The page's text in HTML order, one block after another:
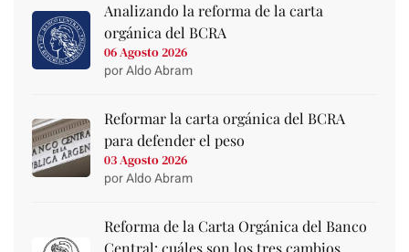
Analizando la reforma de la carta
orgánica del BCRA
06 Agosto 2026
por Aldo Abram
Reformar la carta orgánica del BCRA
para defender el peso
03 Agosto 2026
por Aldo Abram
Reforma de la Carta Orgánica del Banco
Central: cuáles son los tres cambios